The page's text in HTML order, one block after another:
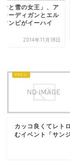
ナと雪の女王」、ア
カーディガンとエル
ワンピがイーハイ
2014年11月18日
カッコ良くてレト
むイベント「サン